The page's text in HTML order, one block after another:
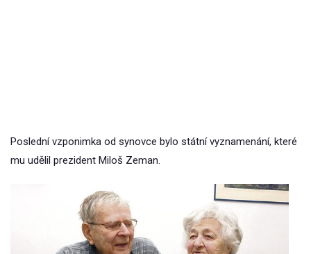
Poslední vzponimka od synovce bylo státní vyznamenání, které
mu udělil prezident Miloš Zeman.